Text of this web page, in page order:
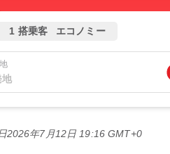
1 搭乗客 エコノミー
2026年7月12日 19:16 GMT+0